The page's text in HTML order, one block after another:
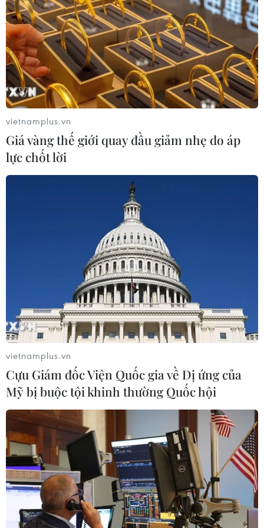
06/08/2026 11:20
Hàn Quốc xác nhận Triều Tiên
phóng ít nhất 1 tên lửa đạn đạo tầm
ngắn
06/08/2026 09:41
Quân đội Hàn Quốc thông báo Triều
Tiên phóng vật thể chưa xác định
Dấu mốc quan trọng trong quan hệ
Việt Nam-Australia
Hàn Quốc tăng cường giải pháp
ngăn chặn đánh bạc trực tuyến trong
quân đội
06/08/2026 04:52
Tổng Bí thư, Chủ tịch nước Tô Lâm
sẽ thăm cấp Nhà nước tới Australia và
New Zealand
06/08/2026 04:30
Mỹ phát tín hiệu ủng hộ ổn định
đồng won của Hàn Quốc
05/08/2026 23:26
vietnamplus.vn
Giá vàng thế giới quay đầu giảm nhẹ do áp
lực chốt lời
vietnamplus.vn
Cựu Giám đốc Viện Quốc gia về Dị ứng của
Mỹ bị buộc tội khinh thường Quốc hội